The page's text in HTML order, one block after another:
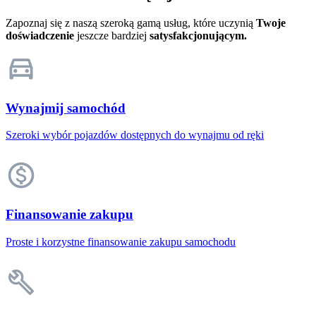
Zapoznaj się z naszą szeroką gamą usług, które uczynią Twoje
doświadczenie jeszcze bardziej satysfakcjonującym.
Wynajmij samochód
Szeroki wybór pojazdów dostępnych do wynajmu od ręki
Finansowanie zakupu
Proste i korzystne finansowanie zakupu samochodu